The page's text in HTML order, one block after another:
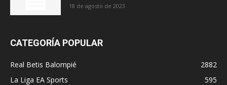
18 de agosto de 2023
CATEGORÍA POPULAR
Real Betis Balompié
2882
La Liga EA Sports
595